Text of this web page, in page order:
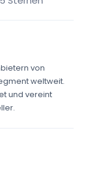
von
weltweit.
und vereint